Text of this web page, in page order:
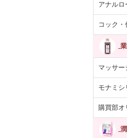
アナルロ
コック・
マッサー
モナミシ
購買部オ